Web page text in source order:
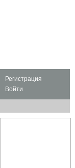
Регистрация
Войти